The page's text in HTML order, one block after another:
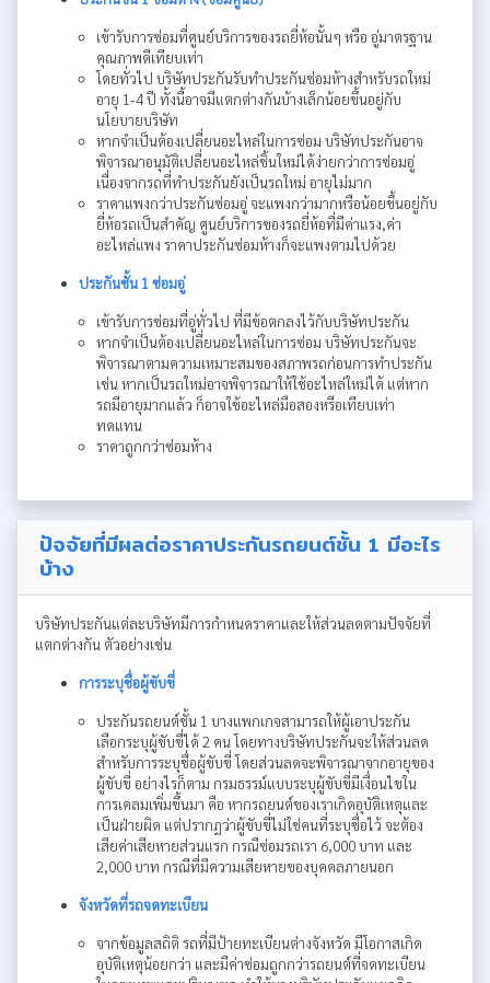
เข้ารับการซ่อมที่ศูนย์บริการของรถยี่ห้อนั้นๆ หรือ อู่มาตรฐาน
คุณภาพดีเทียบเท่า
โดยทั่วไป บริษัทประกันรับทำประกันซ่อมห้างสำหรับรถใหม่
อายุ 1-4 ปี ทั้งนี้อาจมีแตกต่างกันบ้างเล็กน้อยขึ้นอยู่กับ
นโยบายบริษัท
หากจำเป็นต้องเปลี่ยนอะไหล่ในการซ่อม บริษัทประกันอาจ
พิจารณาอนุมัติเปลี่ยนอะไหล่ชิ้นใหม่ได้ง่ายกว่าการซ่อมอู่
เนื่องจากรถที่ทำประกันยังเป็นรถใหม่ อายุไม่มาก
ราคาแพงกว่าประกันซ่อมอู่ จะแพงกว่ามากหรือน้อยขึ้นอยู่กับ
ยี่ห้อรถเป็นสำคัญ ศูนย์บริการของรถยี่ห้อที่มีค่าแรง,ค่า
อะไหล่แพง ราคาประกันซ่อมห้างก็จะแพงตามไปด้วย
ประกันชั้น 1 ซ่อมอู่
เข้ารับการซ่อมที่อู่ทั่วไป ที่มีข้อตกลงไว้กับบริษัทประกัน
หากจำเป็นต้องเปลี่ยนอะไหล่ในการซ่อม บริษัทประกันจะ
พิจารณาตามความเหมาะสมของสภาพรถก่อนการทำประกัน
เช่น หากเป็นรถใหม่อาจพิจารณาให้ใช้อะไหล่ใหม่ได้ แต่หาก
รถมีอายุมากแล้ว ก็อาจใช้อะไหล่มือสองหรือเทียบเท่า
ทดแทน
ราคาถูกกว่าซ่อมห้าง
ปัจจัยที่มีผลต่อราคาประกันรถยนต์ชั้น 1 มีอะไร
บ้าง
บริษัทประกันแต่ละบริษัทมีการกำหนดราคาและให้ส่วนลดตามปัจจัยที่
แตกต่างกัน ตัวอย่างเช่น
การระบุชื่อผู้ขับขี่
ประกันรถยนต์ชั้น 1 บางแพกเกจสามารถให้ผู้เอาประกัน
เลือกระบุผู้ขับขี่ได้ 2 คน โดยทางบริษัทประกันจะให้ส่วนลด
สำหรับการระบุชื่อผู้ขับขี่ โดยส่วนลดจะพิจารณาจากอายุของ
ผู้ขับขี่ อย่างไรก็ตาม กรมธรรม์แบบระบุผู้ขับขี่มีเงื่อนไขใน
การเคลมเพิ่มขึ้นมา คือ หากรถยนต์ของเราเกิดอุบัติเหตุและ
เป็นฝ่ายผิด แต่ปรากฏว่าผู้ขับขี่ไม่ใช่คนที่ระบุชื่อไว้ จะต้อง
เสียค่าเสียหายส่วนแรก กรณีซ่อมรถเรา 6,000 บาท และ
2,000 บาท กรณีที่มีความเสียหายของบุคคลภายนอก
จังหวัดที่รถจดทะเบียน
จากข้อมูลสถิติ รถที่มีป้ายทะเบียนต่างจังหวัด มีโอกาสเกิด
อุบัติเหตุน้อยกว่า และมีค่าซ่อมถูกกว่ารถยนต์ที่จดทะเบียน